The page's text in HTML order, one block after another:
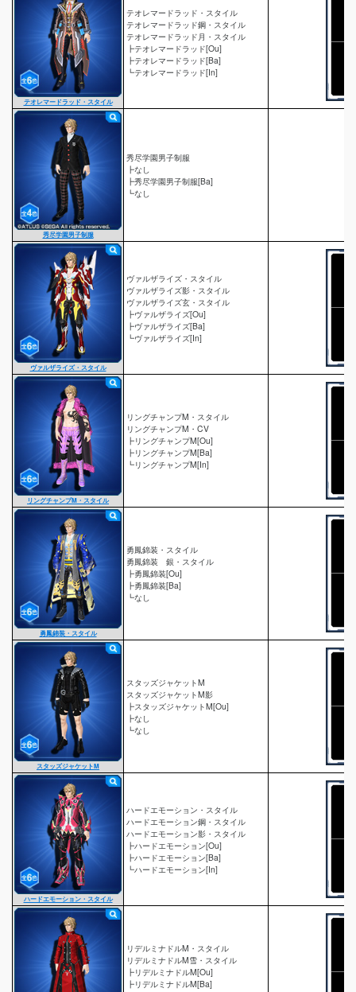
テオレマードラッド・スタイル
テオレマードラッド・スタイル
テオレマードラッド鋼・スタイル
テオレマードラッド月・スタイル
┣テオレマードラッド[Ou]
┣テオレマードラッド[Ba]
┗テオレマードラッド[In]
秀尽学園男子制服
秀尽学園男子制服
┣なし
┣秀尽学園男子制服[Ba]
┗なし
ヴァルザライズ・スタイル
ヴァルザライズ・スタイル
ヴァルザライズ影・スタイル
ヴァルザライズ玄・スタイル
┣ヴァルザライズ[Ou]
┣ヴァルザライズ[Ba]
┗ヴァルザライズ[In]
リングチャンプM・スタイル
リングチャンプM・スタイル
リングチャンプM・CV
┣リングチャンプM[Ou]
┣リングチャンプM[Ba]
┗リングチャンプM[In]
勇鳳錦装・スタイル
勇鳳錦装・スタイル
勇鳳錦装 銀・スタイル
┣勇鳳錦装[Ou]
┣勇鳳錦装[Ba]
┗なし
スタッズジャケットM
スタッズジャケットM
スタッズジャケットM影
┣スタッズジャケットM[Ou]
┣なし
┗なし
ハードエモーション・スタイル
ハードエモーション・スタイル
ハードエモーション鋼・スタイル
ハードエモーション影・スタイル
┣ハードエモーション[Ou]
┣ハードエモーション[Ba]
┗ハードエモーション[In]
リデルミナドルM・スタイル
リデルミナドルM雪・スタイル
┣リデルミナドルM[Ou]
┣リデルミナドルM[Ba]